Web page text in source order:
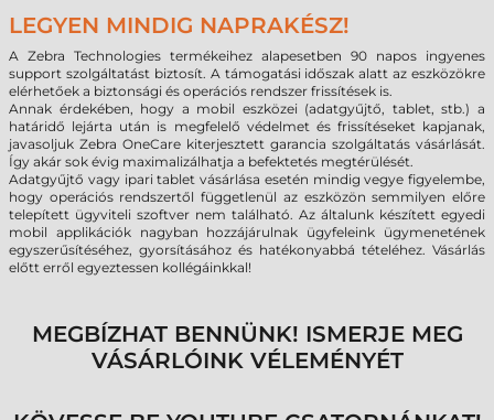
LEGYEN MINDIG NAPRAKÉSZ!
A Zebra Technologies termékeihez alapesetben 90 napos ingyenes
support szolgáltatást biztosít. A támogatási időszak alatt az eszközökre
elérhetőek a biztonsági és operációs rendszer frissítések is.
Annak érdekében, hogy a mobil eszközei (adatgyűjtő, tablet, stb.) a
határidő lejárta után is megfelelő védelmet és frissítéseket kapjanak,
javasoljuk Zebra OneCare kiterjesztett garancia szolgáltatás vásárlását.
Így akár sok évig maximalizálhatja a befektetés megtérülését.
Adatgyűjtő vagy ipari tablet vásárlása esetén mindig vegye figyelembe,
hogy operációs rendszertől függetlenül az eszközön semmilyen előre
telepített ügyviteli szoftver nem található. Az általunk készített egyedi
mobil applikációk nagyban hozzájárulnak ügyfeleink ügymenetének
egyszerűsítéséhez, gyorsításához és hatékonyabbá tételéhez. Vásárlás
előtt erről egyeztessen kollégáinkkal!
MEGBÍZHAT BENNÜNK! ISMERJE MEG
VÁSÁRLÓINK VÉLEMÉNYÉT